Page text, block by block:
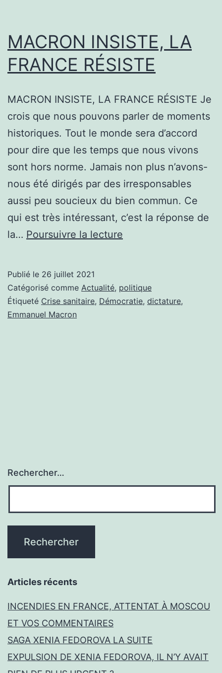
MACRON INSISTE, LA
FRANCE RÉSISTE
MACRON INSISTE, LA FRANCE RÉSISTE Je
crois que nous pouvons parler de moments
historiques. Tout le monde sera d’accord
pour dire que les temps que nous vivons
sont hors norme. Jamais non plus n’avons-
nous été dirigés par des irresponsables
aussi peu soucieux du bien commun. Ce
qui est très intéressant, c’est la réponse de
la… Poursuivre la lecture
FRANCE
RÉSISTE
Publié le 26 juillet 2021
Catégorisé comme Actualité, politique
Étiqueté Crise sanitaire, Démocratie, dictature,
Emmanuel Macron
Rechercher…
Articles récents
INCENDIES EN FRANCE, ATTENTAT À MOSCOU
ET VOS COMMENTAIRES
SAGA XENIA FEDOROVA LA SUITE
EXPULSION DE XENIA FEDOROVA, IL N’Y AVAIT